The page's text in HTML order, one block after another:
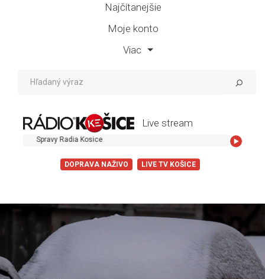
Najčítanejšie
Moje konto
Viac
Live stream
Spravy Radia Kosice
DOPRAVA NAŽIVO LIVE TV KOŠICE